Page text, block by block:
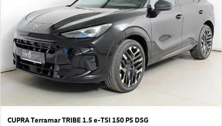
CUPRA Terramar TRIBE 1.5 e-TSI 150 PS DSG